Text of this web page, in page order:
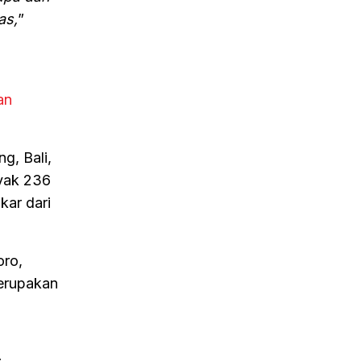
”
Bali,
236
dari